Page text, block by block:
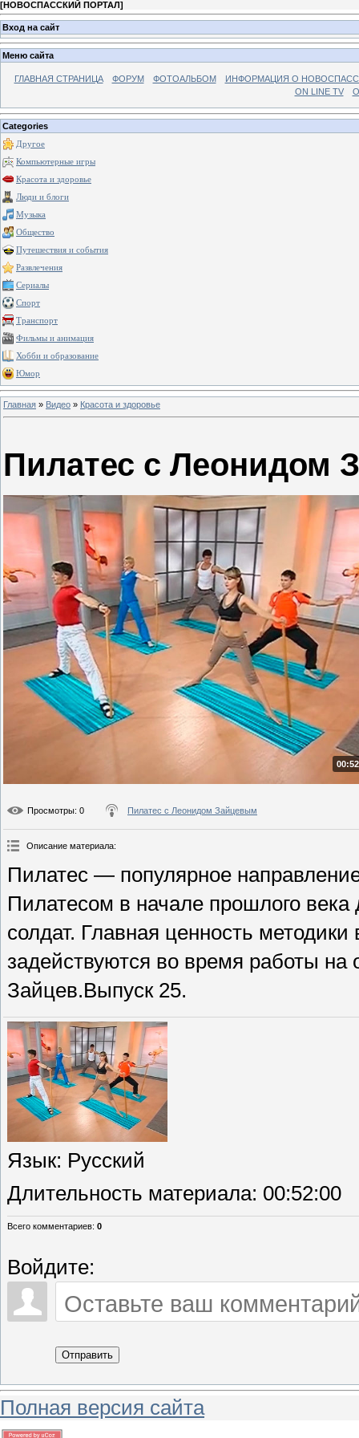
[НОВОСПАССКИЙ ПОРТАЛ]
Вход на сайт
Меню сайта
ГЛАВНАЯ СТРАНИЦА ФОРУМ ФОТОАЛЬБОМ
ИНФОРМАЦИЯ О
ON LINE TV
Categories
Другое
Компьютерные игры
Красота и здоровье
Люди и блоги
Музыка
Общество
Путешествия и события
Развлечения
Сериалы
Спорт
Транспорт
Фильмы и анимация
Хобби и образование
Юмор
Главная » Видео » Красота и здоровье
Пилатес с Леонидом
Просмотры: 0 Пилатес с Леонидом Зайцевым
Описание материала:
Пилатес — популярное
Пилатесом в начале прошлого
солдат. Главная ценность
задействуются во время работы
Зайцев.Выпуск 25.
Язык: Русский
Длительность материала: 00:52:00
Всего комментариев: 0
Войдите:
Отправить
Полная версия сайта